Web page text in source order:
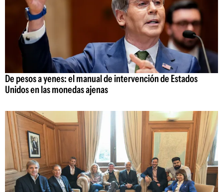
De pesos a yenes: el manual de intervención de Estados
Unidos en las monedas ajenas